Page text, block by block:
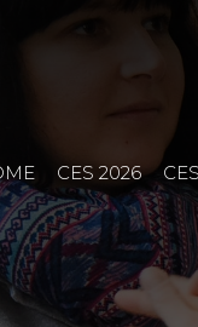
CES 2026